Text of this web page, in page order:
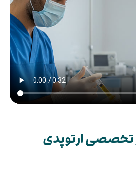
تخصصی ارتوپدی